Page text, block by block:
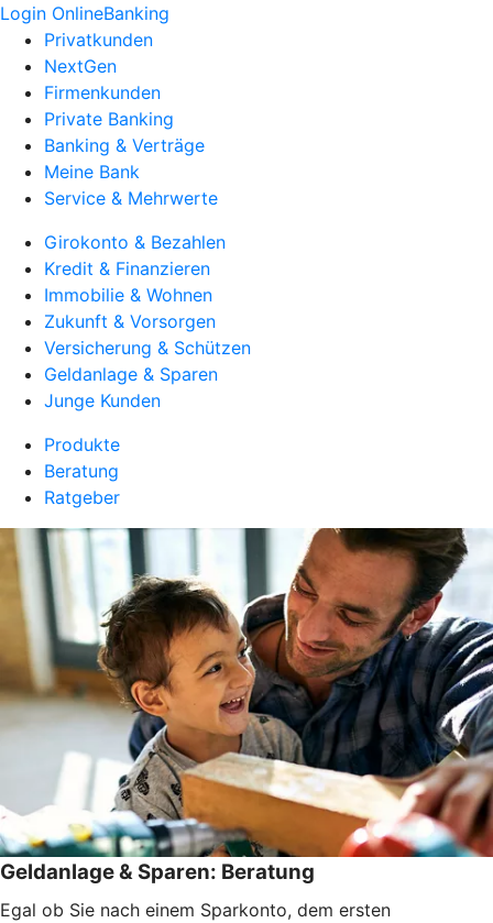
Login OnlineBanking
Privatkunden
NextGen
Firmenkunden
Private Banking
Banking & Verträge
Meine Bank
Service & Mehrwerte
Girokonto & Bezahlen
Kredit & Finanzieren
Immobilie & Wohnen
Zukunft & Vorsorgen
Versicherung & Schützen
Geldanlage & Sparen
Junge Kunden
Produkte
Beratung
Ratgeber
Geldanlage & Sparen: Beratung
Egal ob Sie nach einem Sparkonto, dem ersten